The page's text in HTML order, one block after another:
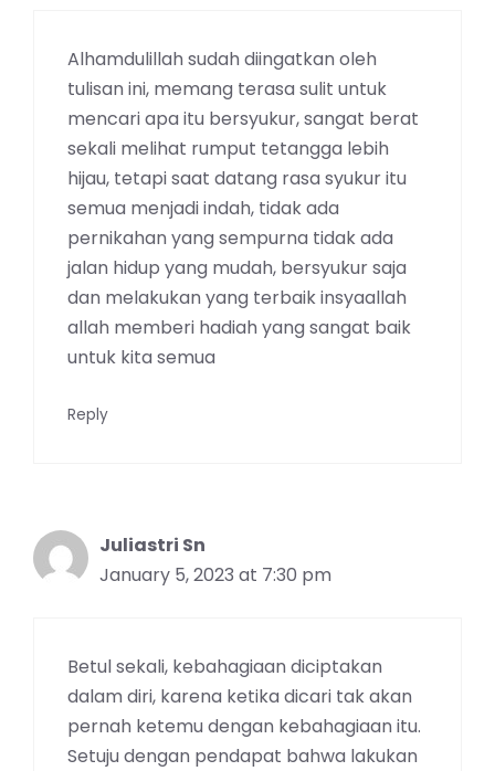
Alhamdulillah sudah diingatkan oleh
tulisan ini, memang terasa sulit untuk
mencari apa itu bersyukur, sangat berat
sekali melihat rumput tetangga lebih
hijau, tetapi saat datang rasa syukur itu
semua menjadi indah, tidak ada
pernikahan yang sempurna tidak ada
jalan hidup yang mudah, bersyukur saja
dan melakukan yang terbaik insyaallah
allah memberi hadiah yang sangat baik
untuk kita semua
Reply
Juliastri Sn
January 5, 2023 at 7:30 pm
Betul sekali, kebahagiaan diciptakan
dalam diri, karena ketika dicari tak akan
pernah ketemu dengan kebahagiaan itu.
Setuju dengan pendapat bahwa lakukan